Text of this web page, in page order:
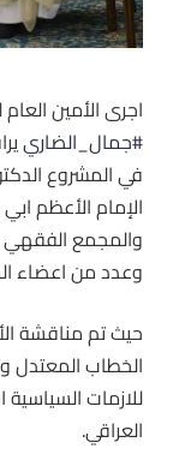
اجرى الأمين
#جمال_الضاري
في المشروع
الإمام الأعظم
والمجمع الفقهي
وعدد من اعضاء
حيث تم مناقشة
الخطاب المعتدل
للازمات
العراقي.